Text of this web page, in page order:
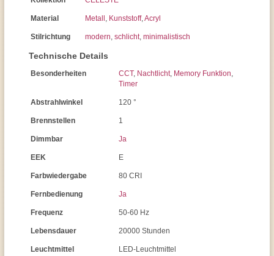
Material Metall , Kunststoff,Acryl
Stilrichtung modern, schlicht, minimalistisch
Technische Details
Besonderheiten CCT, Nachtlicht, Memory Funktion,
Timer
Abstrahlwinkel 120 °
Brennstellen 1
Dimmbar Ja
EEK E
Farbwiedergabe 80 CRI
Fernbedienung Ja
Frequenz 50-60 Hz
Lebensdauer 20000 Stunden
Leuchtmittel LED-Leuchtmittel